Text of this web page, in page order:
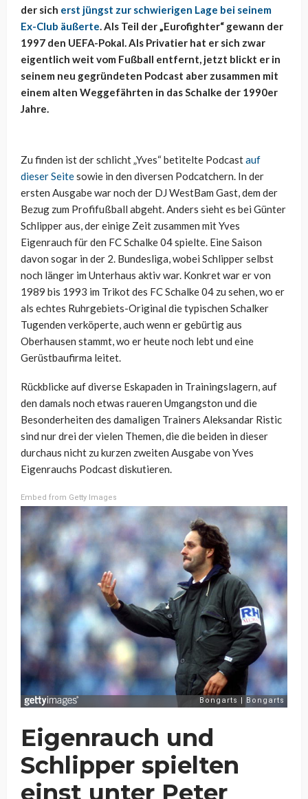
der sich erst jüngst zur schwierigen Lage bei seinem
Ex-Club äußerte. Als Teil der „Eurofighter“ gewann der
1997 den UEFA-Pokal. Als Privatier hat er sich zwar
eigentlich weit vom Fußball entfernt, jetzt blickt er in
seinem neu gegründeten Podcast aber zusammen mit
einem alten Weggefährten in das Schalke der 1990er
Jahre.
Zu finden ist der schlicht „Yves“ betitelte Podcastauf
dieser Seitesowie in den diversen Podcatchern. In der
ersten Ausgabe war noch der DJ WestBam Gast, dem der
Bezug zum Profifußball abgeht. Anders sieht es bei Günter
Schlipper aus, der einige Zeit zusammen mit Yves
Eigenrauch für den FC Schalke 04 spielte. Eine Saison
davon sogar in der 2. Bundesliga, wobei Schlipper selbst
noch länger im Unterhaus aktiv war. Konkret war er von
1989 bis 1993 im Trikot des FC Schalke 04 zu sehen, wo er
als echtes Ruhrgebiets-Original die typischen Schalker
Tugenden verköperte, auch wenn er gebürtig aus
Oberhausen stammt, wo er heute noch lebt und eine
Gerüstbaufirma leitet.
Rückblicke auf diverse Eskapaden in Trainingslagern, auf
den damals noch etwas raueren Umgangston und die
Besonderheiten des damaligen Trainers Aleksandar Ristic
sind nur drei der vielen Themen, die die beiden in dieser
durchaus nicht zu kurzen zweiten Ausgabe von Yves
Eigenrauchs Podcast diskutieren.
Embed from Getty Images
Eigenrauch und
Schlipper spielten
einst unter Peter